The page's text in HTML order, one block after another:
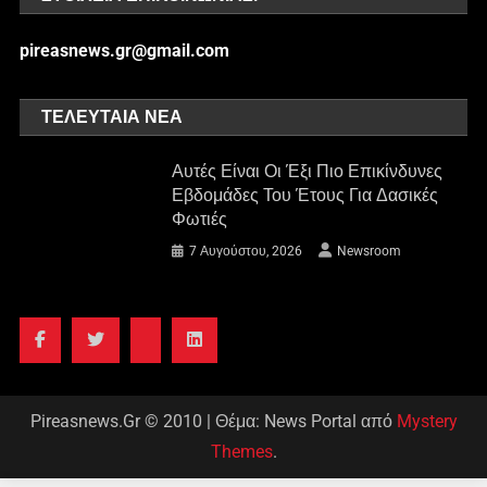
pireasnews.gr@gmail.com
ΤΕΛΕΥΤΑΊΑ ΝΈΑ
Αυτές Είναι Οι Έξι Πιο Επικίνδυνες
Εβδομάδες Του Έτους Για Δασικές
Φωτιές
7 Αυγούστου, 2026 Newsroom
Pireasnews.Gr © 2010 | Θέμα: News Portal από Mystery
Themes.